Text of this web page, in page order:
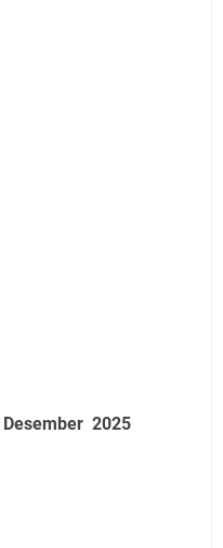
Desember 2025